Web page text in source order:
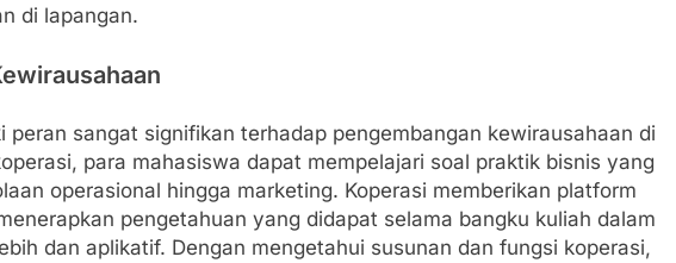
di lapangan.
peran sangat signifikan terhadap pengembangan kewirausahaan di
para mahasiswa dapat mempelajari soal praktik bisnis yang
operasional hingga marketing. Koperasi memberikan platform
pengetahuan yang didapat selama bangku kuliah dalam
dan aplikatif. Dengan mengetahui susunan dan fungsi koperasi,